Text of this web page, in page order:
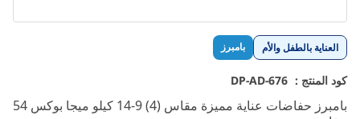
العناية بالطفل والأم بامبرز
كود المنتج : DP-AD-676
بامبرز حفاضات عناية مميزة مقاس (4) 9-14 كيلو ميجا بوكس 54
تخطي
إلى
بداية
معرض
الصور